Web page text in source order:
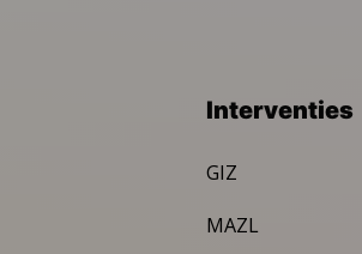
Interventies
GIZ
MAZL